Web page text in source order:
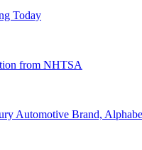
Today
from NHTSA
Automotive Brand,